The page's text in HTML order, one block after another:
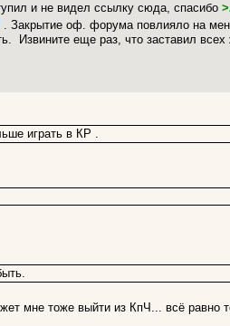
и не видел ссылку сюда, спасибо
. Закрытие оф. форума повлияло на
Извините еще раз, что заставил всех
играть в КР .
мне тоже выйти из КпЧ... всё равно